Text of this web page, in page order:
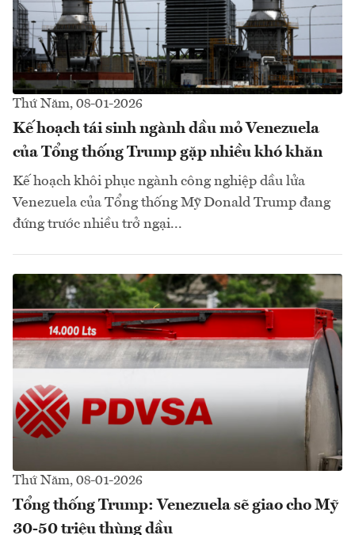
Thứ Năm, 08-01-2026
Kế hoạch tái sinh ngành dầu mỏ Venezuela
của Tổng thống Trump gặp nhiều khó khăn
Kế hoạch khôi phục ngành công nghiệp dầu lửa
Venezuela của Tổng thống Mỹ Donald Trump đang
đứng trước nhiều trở ngại...
Thứ Năm, 08-01-2026
Tổng thống Trump: Venezuela sẽ giao cho Mỹ
30-50 triệu thùng dầu